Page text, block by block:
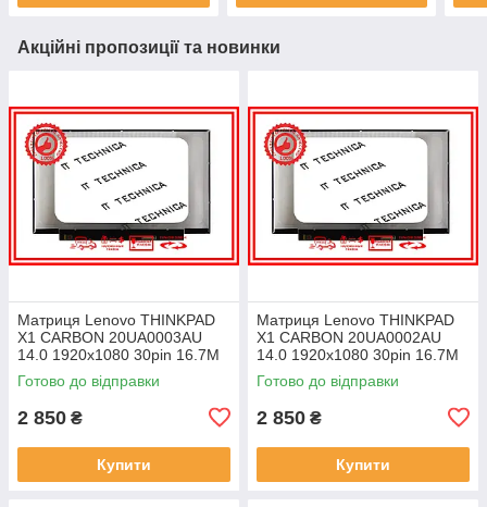
Акційні пропозиції та новинки
Матриця Lenovo THINKPAD
X1 CARBON 20UA0003AU
14.0 1920x1080 30pin 16.7M
45% NTSC 300 cd/m² для
ноутбука
Готово до відправки
2 850 ₴
Купити
Матриця Lenovo THINKPAD
X1 CARBON 20UA0002AU
14.0 1920x1080 30pin 16.7M
45% NTSC 300 cd/m² для
ноутбука
Готово до відправки
2 850 ₴
Купити